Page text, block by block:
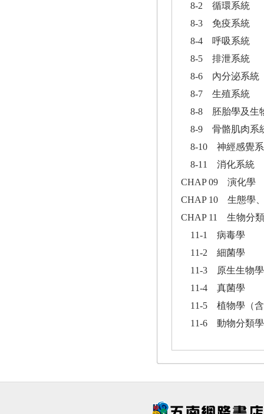
8-2 循環系統
8-3 免疫系統
8-4 呼吸系統
8-5 排泄系統
8-6 內分泌系統
8-7 生殖系統
8-8 胚胎學及生
8-9 骨骼肌肉系
8-10 神經感覺
8-11 消化系統
CHAP 09 演化學
CHAP 10 生態學
CHAP 11 生物分
11-1 病毒學
11-2 細菌學
11-3 原生生物學
11-4 真菌學
11-5 植物學（含
11-6 動物分類學